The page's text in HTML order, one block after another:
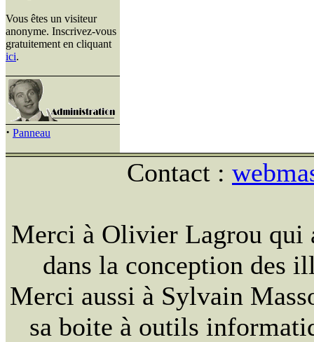
Vous êtes un visiteur
anonyme. Inscrivez-vous
gratuitement en cliquant
ici.
· Panneau
Contact :
Merci à Olivier Lagrou qui
dans la conception des
Merci aussi à Sylvain
sa boite à outils